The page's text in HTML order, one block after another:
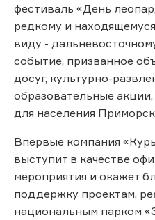
фестиваль «День
редкому и
виду -
событие, призванное
досуг, культурно-
образовательные
для населения
Впервые компания
выступит в качестве
мероприятия и окажет
поддержку проектам,
национальным парком